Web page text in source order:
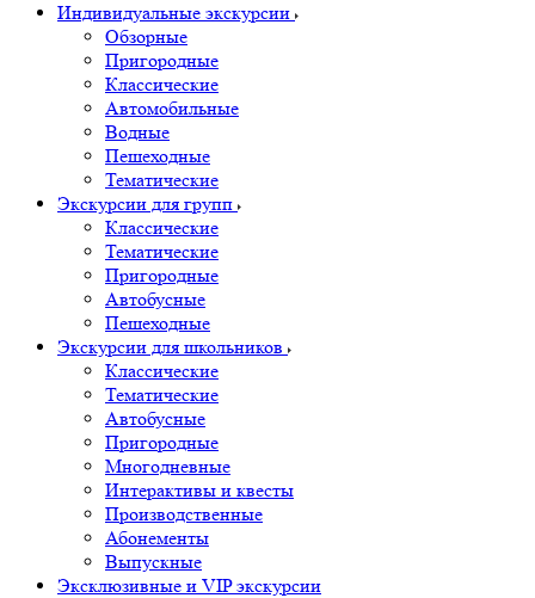
Индивидуальные экскурсии
Обзорные
Пригородные
Классические
Автомобильные
Водные
Пешеходные
Тематические
Экскурсии для групп
Классические
Тематические
Пригородные
Автобусные
Пешеходные
Экскурсии для школьников
Классические
Тематические
Автобусные
Пригородные
Многодневные
Интерактивы и квесты
Производственные
Абонементы
Выпускные
Эксклюзивные и VIP экскурсии